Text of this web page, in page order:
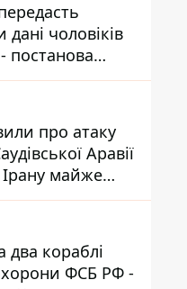
чоловіків
постанова
про атаку
Аравії
майже
ель-
два кораблі
ФСБ РФ -